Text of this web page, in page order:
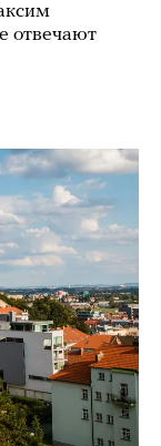
отвечают